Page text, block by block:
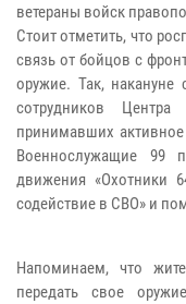
ветераны войск
Стоит отметить, что
связь от бойцов с
оружие. Так, накануне
сотрудников Центра
принимавших
Военнослужащие 99
движения «Охотники
содействие в СВО» и
Напоминаем, что
передать свое